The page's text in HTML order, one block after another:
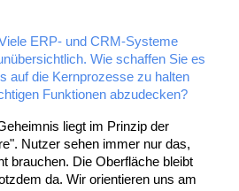
ERP- und CRM-Systeme
Wie schaffen Sie es
auf die Kernprozesse zu halten
Funktionen abzudecken?
liegt im Prinzip der
Nutzer sehen immer nur das,
brauchen. Die Oberfläche bleibt
da. Wir orientieren uns am